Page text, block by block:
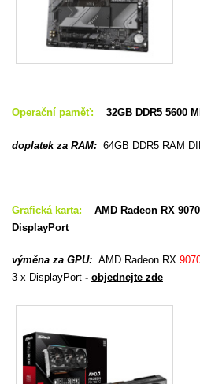
Operační paměť: 32GB DDR5 5600
doplatek za RAM: 64GB DDR5 RAM
Grafická karta: AMD Radeon RX
DisplayPort
výměna za GPU: AMD Radeon RX
3 x DisplayPort - objednejte zde